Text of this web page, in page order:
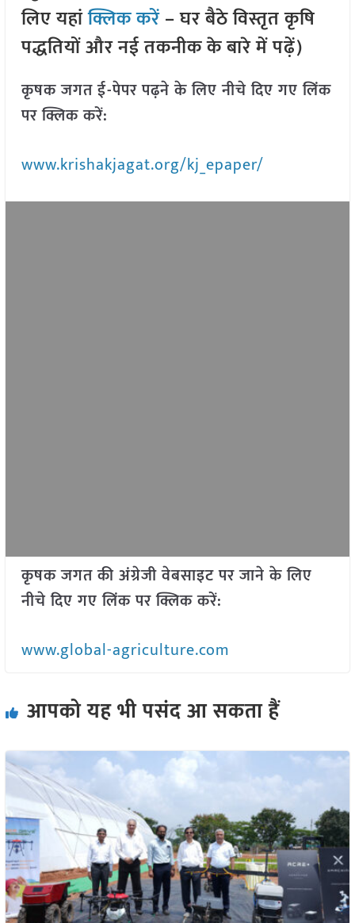
लिए यहांक्लिक करें– घर बैठे विस्तृत कृषि
पद्धतियों और नई तकनीक के बारे में पढ़ें)
कृषक जगत ई-पेपर पढ़ने के लिए नीचे दिए गए लिंक
पर क्लिक करें:
www.krishakjagat.org/kj_epaper/
कृषक जगत की अंग्रेजी वेबसाइट पर जाने के लिए
नीचे दिए गए लिंक पर क्लिक करें:
www.global-agriculture.com
आपको यह भी पसंद आ सकता हैं